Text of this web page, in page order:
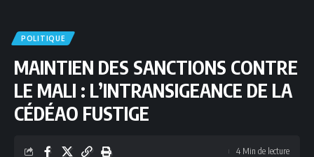
POLITIQUE
MAINTIEN DES SANCTIONS CONTRE
LE MALI : L’INTRANSIGEANCE DE LA
CÉDÉAO FUSTIGE
4 Min de lecture